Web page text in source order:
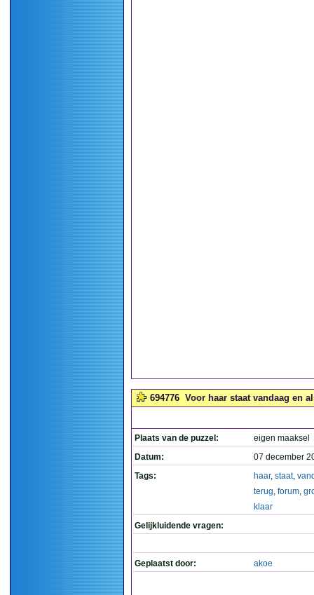
694776 Voor haar staat vandaag en
Plaats van de puzzel:
eigen maaksel
Datum:
07 december
Tags:
haar, staat,
terug, forum,
klaar
Gelijkluidende vragen:
Geplaatst door: akoe